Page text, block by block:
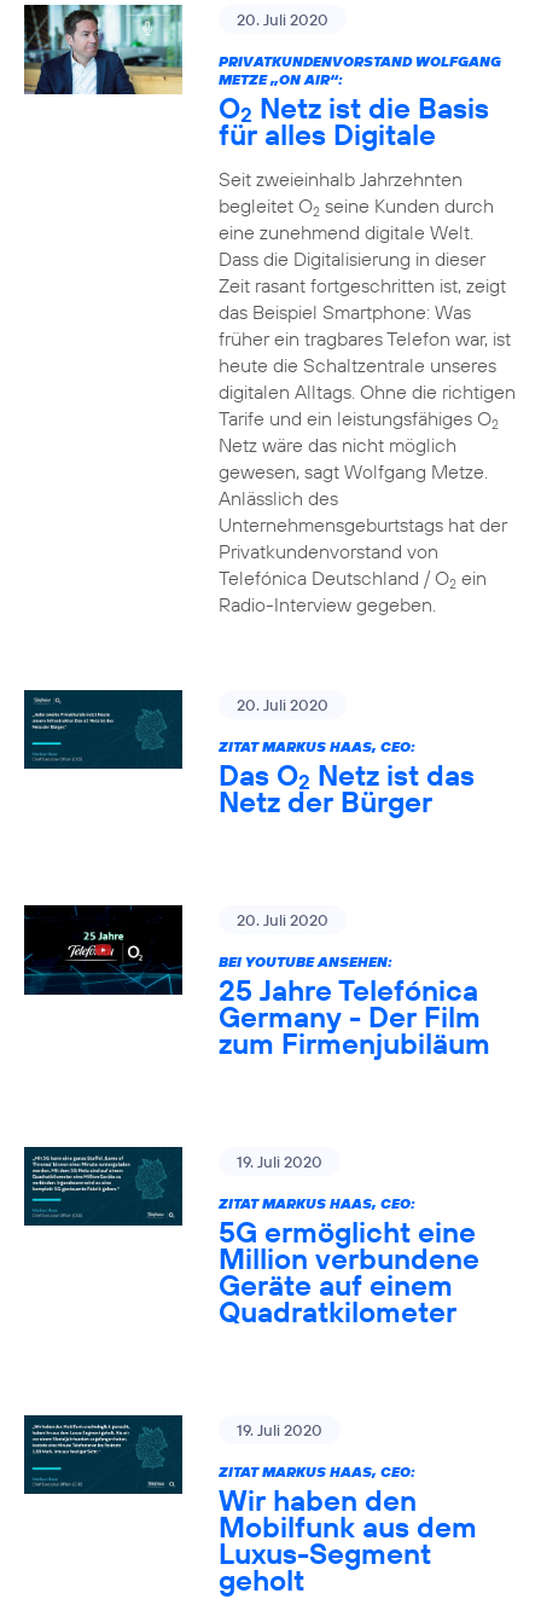
20. Juli 2020
PRIVATKUNDENVORSTAND WOLFGANG
METZE „ON AIR“:
O2 Netz ist die Basis
für alles Digitale
Seit zweieinhalb Jahrzehnten
begleitet O2seine Kunden durch
eine zunehmend digitale Welt.
Dass die Digitalisierung in dieser
Zeit rasant fortgeschritten ist, zeigt
das Beispiel Smartphone: Was
früher ein tragbares Telefon war, ist
heute die Schaltzentrale unseres
digitalen Alltags. Ohne die richtigen
Tarife und ein leistungsfähiges O2
Netz wäre das nicht möglich
gewesen, sagt Wolfgang Metze.
Anlässlich des
Unternehmensgeburtstags hat der
Privatkundenvorstand von
Telefónica Deutschland / O2ein
Radio-Interview gegeben.
20. Juli 2020
ZITAT MARKUS HAAS, CEO:
Das O2 Netz ist das
Netz der Bürger
20. Juli 2020
BEI YOUTUBE ANSEHEN:
25 Jahre Telefónica
Germany - Der Film
zum Firmenjubiläum
19. Juli 2020
ZITAT MARKUS HAAS, CEO:
5G ermöglicht eine
Million verbundene
Geräte auf einem
Quadratkilometer
19. Juli 2020
ZITAT MARKUS HAAS, CEO:
Wir haben den
Mobilfunk aus dem
Luxus-Segment
geholt